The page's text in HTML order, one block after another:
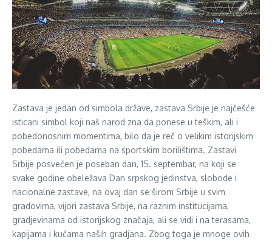
Zastava je jedan od simbola države, zastava Srbije je najčešće
isticani simbol koji naš narod zna da ponese u teškim, ali i
pobedonosnim momentima, bilo da je reč o velikim istorijskim
pobedama ili pobedama na sportskim borilištima. Zastavi
Srbije posvećen je poseban dan, 15. septembar, na koji se
svake godine obeležava Dan srpskog jedinstva, slobode i
nacionalne zastave, na ovaj dan se širom Srbije u svim
gradovima, vijori zastava Srbije, na raznim institucijama,
gradjevinama od istorijskog značaja, ali se vidi i na terasama,
kapijama i kućama naših gradjana. Zbog toga je mnoge ovih